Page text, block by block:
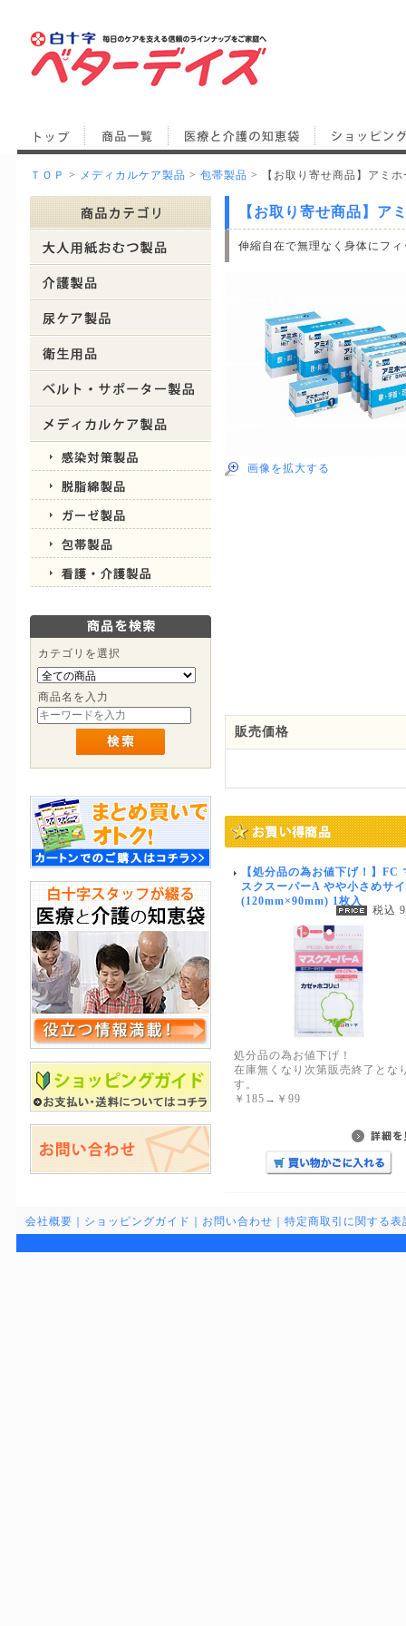
ＴＯＰ > メディカルケア製品 > 包帯製品 > 【お取り寄せ商品】アミ
カテゴリを選択
商品名を入力
【お取り寄せ商品】ア
伸縮自在で無理なく身体にフ
画像を拡大する
販売価格
【処分品の為お値下げ！】FC
スクスーパーA やや小さめサ
(120mm×90mm) 1枚入
税込
処分品の為お値下げ！
在庫無くなり次第販売終了とな
す。
￥185→￥99
会社概要 ショッピングガイド お問い合わせ 特定商取引に関する表